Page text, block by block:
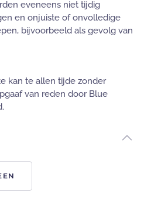
eveneens niet tijdig
en onjuiste of onvolledige
bijvoorbeeld als gevolg van
kan te allen tijde zonder
van reden door Blue